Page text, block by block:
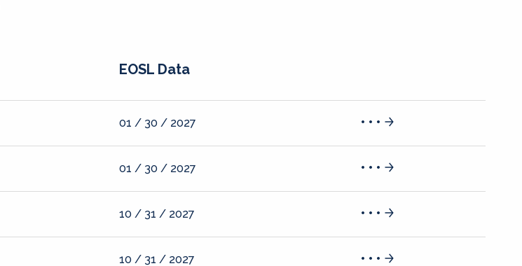
EOSL Data
01 / 30 / 2027
01 / 30 / 2027
10 / 31 / 2027
10 / 31 / 2027